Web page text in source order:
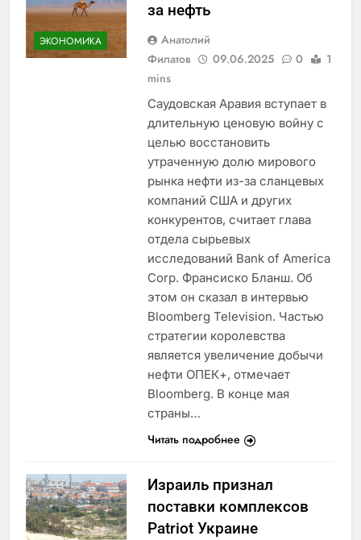
ЭКОНОМИКА
за нефть
Анатолий
Филатов
09.06.2025 0
1
mins
Саудовская Аравия вступает в
длительную ценовую войну с
целью восстановить
утраченную долю мирового
рынка нефти из-за сланцевых
компаний США и других
конкурентов, считает глава
отдела сырьевых
исследований Bank of America
Corp. Франсиско Бланш. Об
этом он сказал в интервью
Bloomberg Television. Частью
стратегии королевства
является увеличение добычи
нефти ОПЕК+, отмечает
Bloomberg. В конце мая
страны…
Читать подробнее
Израиль признал
поставки комплексов
Patriot Украине